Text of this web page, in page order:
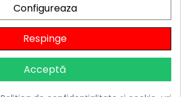
Adaugă în Coș
Configureaza
Respinge
Acceptă